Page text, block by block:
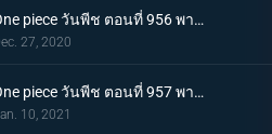
One piece วันพีช ตอนที่ 956 พากย์ไทย การต่อสู้ครั้งใหญ่! กลุ่มหมวกฟางเข้าโหมดต่อสู้!
27, 2020
One piece วันพีช ตอนที่ 957 พากย์ไทย ข่าวใหญ่! เหตุการณ์ที่ส่งผลต่อ 7 เทพโจรสลัด!
10, 2021